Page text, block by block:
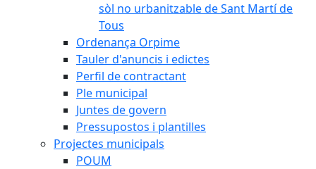
sòl no urbanitzable de Sant Martí de
Tous
Ordenança Orpime
Tauler d'anuncis i edictes
Perfil de contractant
Ple municipal
Juntes de govern
Pressupostos i plantilles
Projectes municipals
POUM